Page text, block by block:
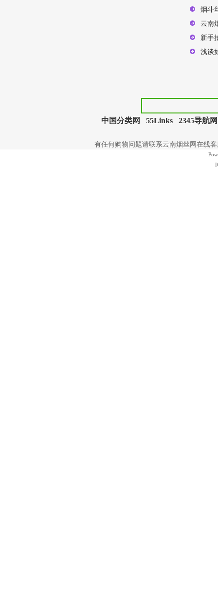
烟斗
云南
新手
浅谈
中国分类网 55Links 2345导航网
有任何购物问题请联系云南烟丝网在线